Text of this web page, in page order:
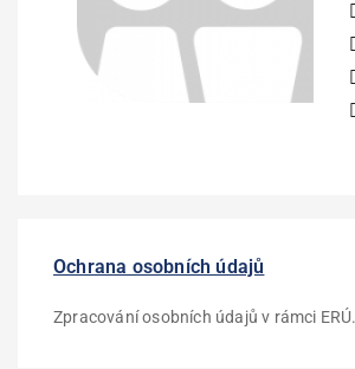
Ochrana osobních údajů
Zpracování osobních údajů v rámci ERÚ.